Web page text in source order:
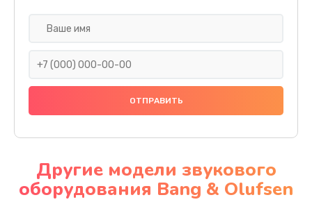
Другие модели звукового
оборудования Bang & Olufsen